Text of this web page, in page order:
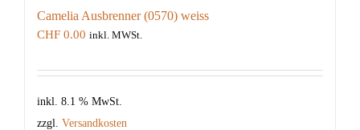
Camelia Ausbrenner (0570) weiss
CHF 0.00 inkl. MWSt.
inkl. 8.1 % MwSt.
zzgl. Versandkosten